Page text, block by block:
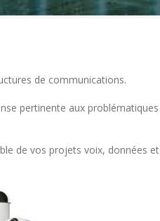
de communications.
pertinente aux problématiques
de vos projets voix, données et